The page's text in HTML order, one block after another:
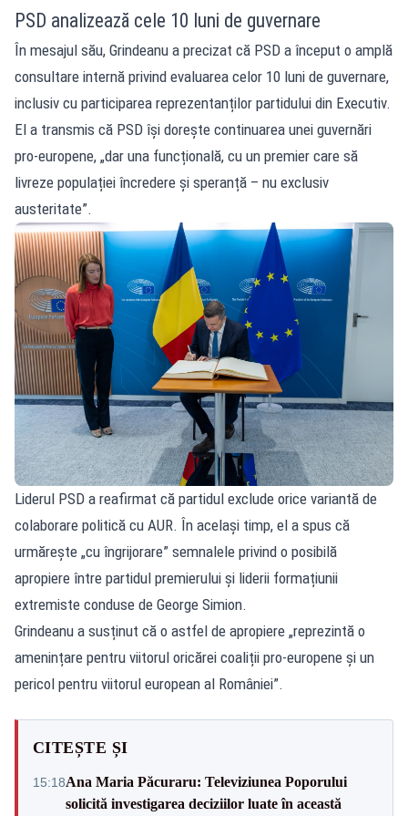
PSD analizează cele 10 luni de guvernare
În mesajul său, Grindeanu a precizat că PSD a început o amplă
consultare internă privind evaluarea celor 10 luni de guvernare,
inclusiv cu participarea reprezentanților partidului din Executiv.
El a transmis că PSD își dorește continuarea unei guvernări
pro‑europene, „dar una funcțională, cu un premier care să
livreze populației încredere și speranță – nu exclusiv
austeritate”.
Liderul PSD a reafirmat că partidul exclude orice variantă de
colaborare politică cu AUR. În același timp, el a spus că
urmărește „cu îngrijorare” semnalele privind o posibilă
apropiere între partidul premierului și liderii formațiunii
extremiste conduse de George Simion.
Grindeanu a susținut că o astfel de apropiere „reprezintă o
amenințare pentru viitorul oricărei coaliții pro‑europene și un
pericol pentru viitorul european al României”.
CITEȘTE ȘI
15:18Ana Maria Păcuraru: Televiziunea Poporului
solicită investigarea deciziilor luate în această